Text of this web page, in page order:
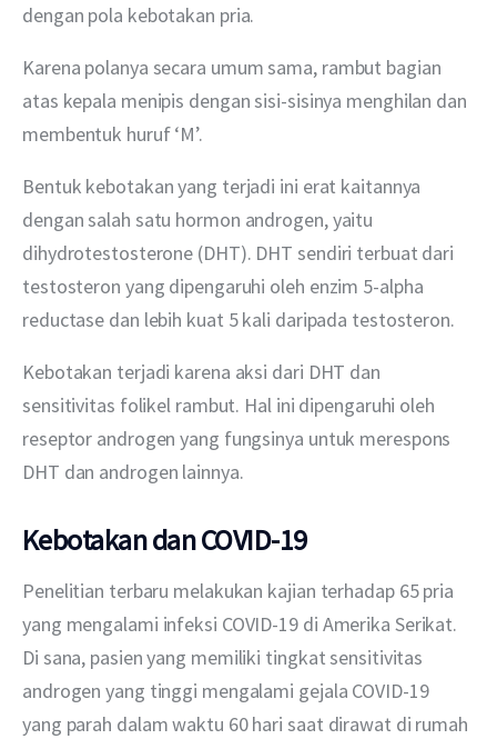
dengan pola kebotakan pria.
Karena polanya secara umum sama, rambut bagian
atas kepala menipis dengan sisi-sisinya menghilan dan
membentuk huruf ‘M’.
Bentuk kebotakan yang terjadi ini erat kaitannya
dengan salah satu hormon androgen, yaitu
dihydrotestosterone (DHT). DHT sendiri terbuat dari
testosteron yang dipengaruhi oleh enzim 5-alpha
reductase dan lebih kuat 5 kali daripada testosteron.
Kebotakan terjadi karena aksi dari DHT dan
sensitivitas folikel rambut. Hal ini dipengaruhi oleh
reseptor androgen yang fungsinya untuk merespons
DHT dan androgen lainnya.
Kebotakan dan COVID-19
Penelitian terbaru melakukan kajian terhadap 65 pria
yang mengalami infeksi COVID-19 di Amerika Serikat.
Di sana, pasien yang memiliki tingkat sensitivitas
androgen yang tinggi mengalami gejala COVID-19
yang parah dalam waktu 60 hari saat dirawat di rumah